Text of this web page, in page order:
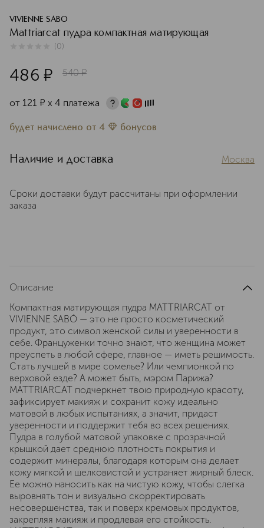
VIVIENNE SABO
Mattriarcat пудра компактная матирующая
(0)
486 ¤ 540 ¤
от 121 ¤ х 4 платежа
будет начислено от 4 бонусов
Наличие и доставка Москва
Сроки доставки будут рассчитаны при оформлении
заказа
Описание
Компактная матирующая пудра MATTRIARCAT от
VIVIENNE SABÓ — это не просто косметический
продукт, это символ женской силы и уверенности в
себе. Француженки точно знают, что женщина может
преуспеть в любой сфере, главное — иметь решимость.
Стать лучшей в мире сомелье? Или чемпионкой по
верховой езде? А может быть, мэром Парижа?
MATTRIARCAT подчеркнет твою природную красоту,
зафиксирует макияж и сохранит кожу идеально
матовой в любых испытаниях, а значит, придаст
уверенности и поддержит тебя во всех решениях.
Пудра в голубой матовой упаковке с прозрачной
крышкой дает среднюю плотность покрытия и
содержит минералы, благодаря которым она делает
кожу мягкой и шелковистой и устраняет жирный блеск.
Ее можно наносить как на чистую кожу, чтобы слегка
выровнять тон и визуально скорректировать
несовершенства, так и поверх кремовых продуктов,
закрепляя макияж и продлевая его стойкость.